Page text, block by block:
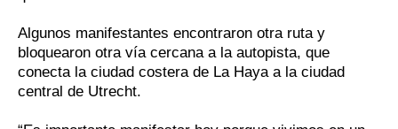
Algunos manifestantes encontraron otra ruta y
bloquearon otra vía cercana a la autopista, que
conecta la ciudad costera de La Haya a la ciudad
central de Utrecht.